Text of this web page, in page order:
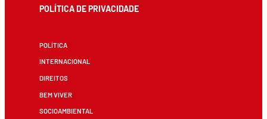
POLÍTICA DE PRIVACIDADE
POLÍTICA
INTERNACIONAL
DIREITOS
BEM VIVER
SOCIOAMBIENTAL